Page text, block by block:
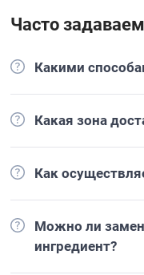
Часто
Какими
Какая зона
Как
Можно ли
ингредиент?